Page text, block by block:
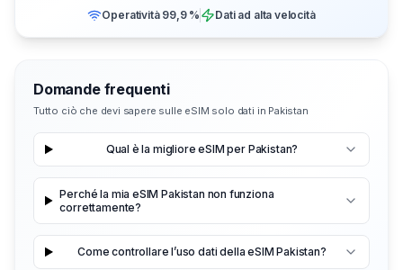
Operatività 99,9 % Dati ad alta velocità
Domande frequenti
Tutto ciò che devi sapere sulle eSIM solo dati in Pakistan
Qual è la migliore eSIM per Pakistan?
Perché la mia eSIM Pakistan non funziona
correttamente?
Come controllare l’uso dati della eSIM Pakistan?